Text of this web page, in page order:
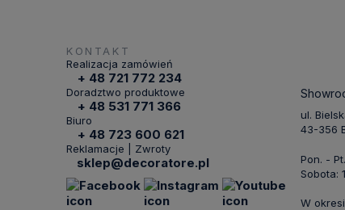
KONTAKT
Realizacja zamówień
+ 48 721 772 234
Doradztwo produktowe
+ 48 531 771 366
Biuro
+ 48 723 600 621
Reklamacje | Zwroty
sklep@decoratore.pl
ul.
43-356
Pon. -
Sobota:
W